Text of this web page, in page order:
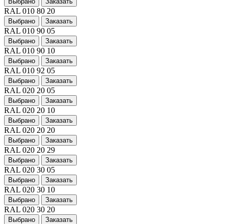
RAL 010 80 20
Выбрано Заказать
RAL 010 90 05
Выбрано Заказать
RAL 010 90 10
Выбрано Заказать
RAL 010 92 05
Выбрано Заказать
RAL 020 20 05
Выбрано Заказать
RAL 020 20 10
Выбрано Заказать
RAL 020 20 20
Выбрано Заказать
RAL 020 20 29
Выбрано Заказать
RAL 020 30 05
Выбрано Заказать
RAL 020 30 10
Выбрано Заказать
RAL 020 30 20
Выбрано Заказать